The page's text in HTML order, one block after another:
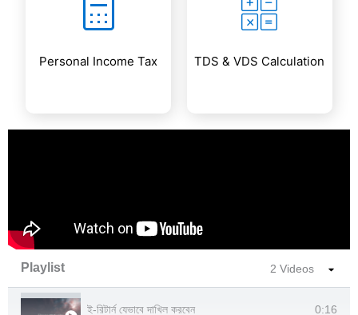
Personal Income Tax TDS & VDS Calculation
Playlist 2 Videos
ই-রিটার্ন যেভাবে দাখিল করবেন 0:16